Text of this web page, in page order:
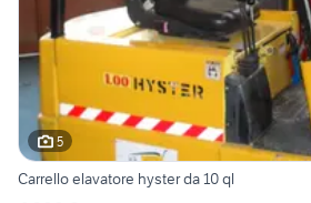
5
Carrello elavatore hyster da 10 ql